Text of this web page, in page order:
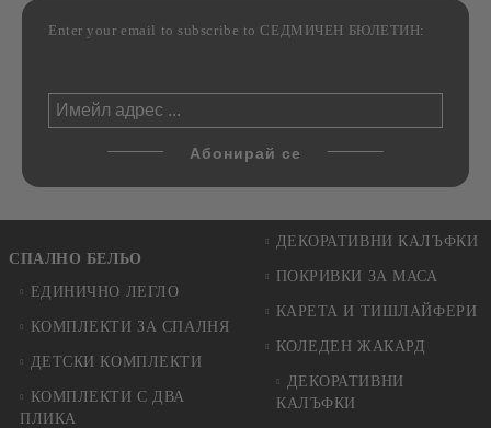
Enter your email to subscribe to СЕДМИЧЕН БЮЛЕТИН:
СПАЛНО БЕЛЬО
ЕДИНИЧНО ЛЕГЛО
КОМПЛЕКТИ ЗА СПАЛНЯ
ДЕТСКИ КОМПЛЕКТИ
КОМПЛЕКТИ С ДВА
ПЛИКА
ДЕКОРАТИВНИ КАЛЪФКИ
ПОКРИВКИ ЗА МАСА
КАРЕТА И ТИШЛАЙФЕРИ
КОЛЕДЕН ЖАКАРД
ДЕКОРАТИВНИ
КАЛЪФКИ